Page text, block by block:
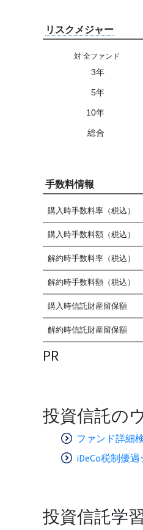
リスクメジャー
対 全ファンド
3年
5年
10年
総合
手数料情報
購入時手数料率（税込）
購入時手数料額（税込）
解約時手数料率（税込）
解約時手数料額（税込）
購入時信託財産留保額
解約時信託財産留保額
PR
投資信託の
ファンド詳細
iDeCo税制優
投資信託学